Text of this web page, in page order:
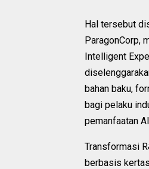
Hal tersebut
ParagonCorp,
Intelligent
bahan baku,
bagi pelaku
pemanfaatan
Transformasi
berbasis